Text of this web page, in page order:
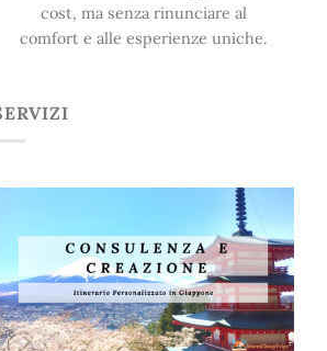
cost, ma senza rinunciare al
comfort e alle esperienze uniche.